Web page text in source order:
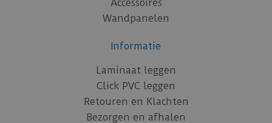
Accessoires
Wandpanelen
Informatie
Laminaat leggen
Click PVC leggen
Retouren en Klachten
Bezorgen en afhalen